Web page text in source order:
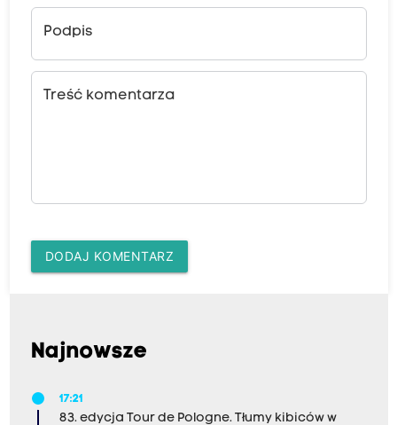
Podpis
Treść komentarza
DODAJ KOMENTARZ
Najnowsze
17:21
83. edycja Tour de Pologne. Tłumy kibiców w